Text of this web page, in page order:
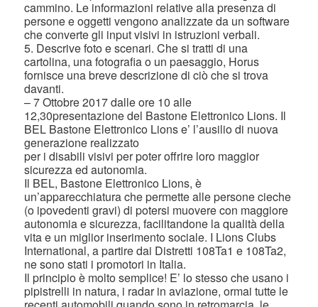
cammino. Le informazioni relative alla presenza di
persone e oggetti vengono analizzate da un software
che converte gli input visivi in istruzioni verbali.
5. Descrive foto e scenari. Che si tratti di una
cartolina, una fotografia o un paesaggio, Horus
fornisce una breve descrizione di ciò che si trova
davanti.
– 7 Ottobre 2017 dalle ore 10 alle
12,30presentazione del Bastone Elettronico Lions. Il
BEL Bastone Elettronico Lions e’ l’ausilio di nuova
generazione realizzato
per i disabili visivi per poter offrire loro maggior
sicurezza ed autonomia.
Il BEL, Bastone Elettronico Lions, è
un’apparecchiatura che permette alle persone cieche
(o ipovedenti gravi) di potersi muovere con maggiore
autonomia e sicurezza, facilitandone la qualità della
vita e un miglior inserimento sociale. I Lions Clubs
International, a partire dai Distretti 108Ta1 e 108Ta2,
ne sono stati i promotori in Italia.
Il principio è molto semplice! E’ lo stesso che usano i
pipistrelli in natura, i radar in aviazione, ormai tutte le